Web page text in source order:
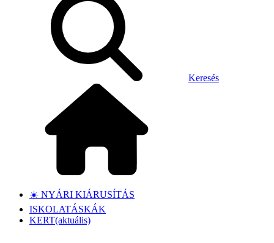
Keresés
☀️ NYÁRI KIÁRUSÍTÁS
ISKOLATÁSKÁK
KERT(aktuális)